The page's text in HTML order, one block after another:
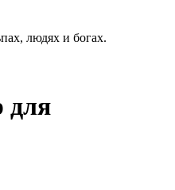
людях и богах.
для